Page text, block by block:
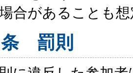
合があることも
罰則